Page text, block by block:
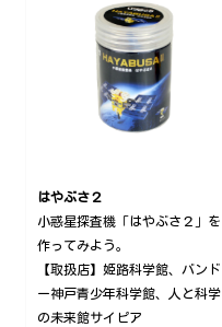
はやぶさ２
小惑星探査機「はやぶさ２」を
作ってみよう。
【取扱店】姫路科学館、バンド
ー神戸青少年科学館、人と科学
の未来館サイピア